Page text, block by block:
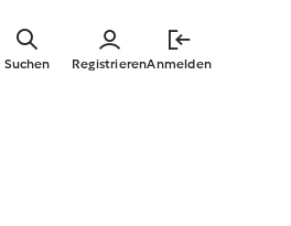
RegistrierenAnmelden
Suchen